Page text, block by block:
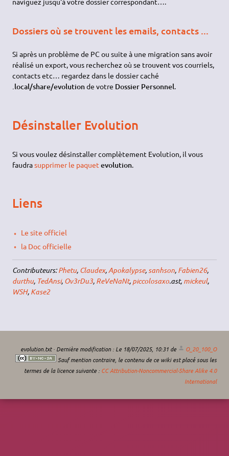
Dossiers où se trouvent les emails, contacts ...
Si après un problème de PC ou suite à une migration sans avoir
réalisé un export, vous recherchez où se trouvent vos courriels,
contacts etc… regardez dans le dossier caché
.local/share/evolutionde votre Dossier Personnel.
Désinstaller Evolution
Si vous voulez désinstaller complètement Evolution, il vous
faudrasupprimer le paquet evolution.
Liens
Le site officiel
la Doc officielle
Contributeurs:Phetu, Claudex,Apokalypse,sanhson, Fabien26,
durthu, TedAnsi, Ov3rDu3, ReVeNaNt, piccolosaxo.ast, mickeul,
WSH, Kase2
evolution.txt· Dernière modification : Le 18/07/2025, 10:31de
O_20_100_O
Sauf mention contraire, le contenu de ce wiki est placé sous les
termes de la licence suivante : CC Attribution-Noncommercial-Share Alike 4.0
International